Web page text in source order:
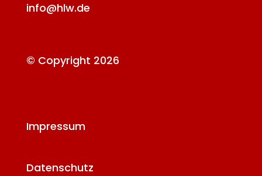
info@hlw.de
© Copyright 2026
Impressum
Datenschutz